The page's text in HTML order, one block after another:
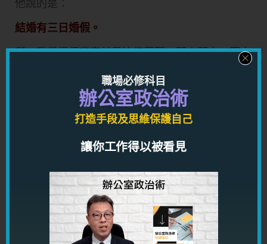
他說的是：
結婚有三日婚假。
所以我覺得很悲哀就是這個原因。問來問去，原來
至於對男人不利呢？我想也不用想，也想到三個：
1. 沒有自由，事事都要交待。
3. 要負責結婚的費用。
其它還有很多害處，我也不再明言了。
我無意貶低女性，我只想客觀地指出，結婚對男
職場必修科目
辦公室政治術
打造手段及思維保護自己
讓你工作得以被看見